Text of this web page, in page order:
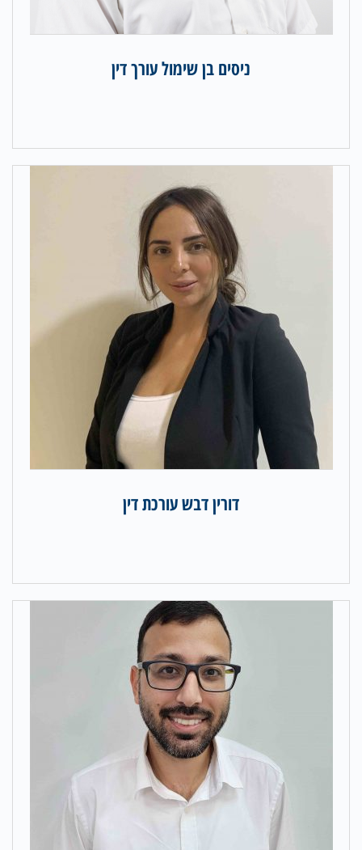
ניסים בן שימול עורך דין
דורין דבש עורכת דין